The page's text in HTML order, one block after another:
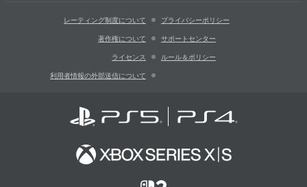
レーティング制度について プライバシーポリシー
著作権について サポートセンター
ライセンス ルール＆ポリシー
利用者情報の外部送信について